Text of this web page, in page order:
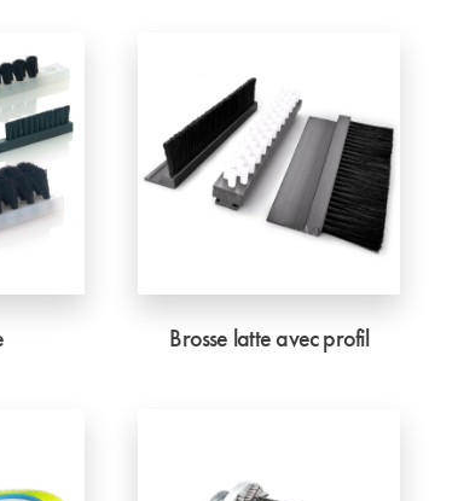
Brosse latte avec profil